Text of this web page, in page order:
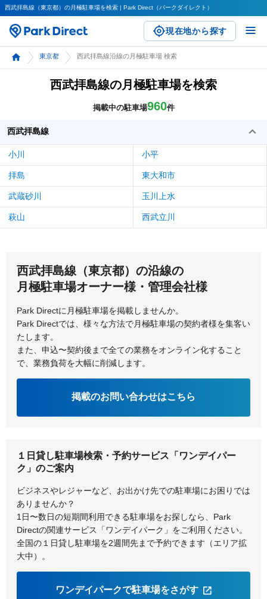
西武拝島線（東京都）の月極駐車場を検索 | Park Direct（パークダイレクト）
現在地から探す
東京都 西武拝島線沿線の月極駐車場 検索
西武拝島線の月極駐車場を検索
掲載中の駐車場960件
西武拝島線
小川 小平
拝島 東大和市
武蔵砂川 玉川上水
萩山 西武立川
西武拝島線（東京都）の沿線の
月極駐車場オーナー様・管理会社様
Park Directに月極駐車場を掲載しませんか。
Park Directでは、様々な方法で月極駐車場の契約者様を集客い
たします。
また、申込〜契約後まで全ての業務をオンライン化すること
で、業務負荷を大幅に削減します。
掲載のお問い合わせはこちら
１日貸し駐車場検索・予約サービス「ワンデイパー
ク」のご案内
ビジネスやレジャーなど、お出かけ先での駐車場にお困りでは
ありませんか？
1日〜数日の短期間利用できる駐車場をお探しなら、Park
Directの関連サービス「ワンデイパーク」をご利用ください。
全国の１日貸し駐車場を2週間先まで予約できます（エリア拡
大中）。
ワンデイパークで駐車場をさがす